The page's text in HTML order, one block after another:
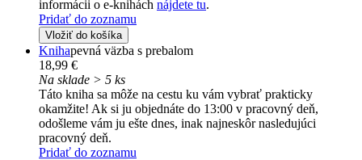
informácii o e-knihách nájdete tu.
Pridať do zoznamu
Vložiť do košíka
Knihapevná väzba s prebalom
18,99 €
Na sklade > 5 ks
Táto kniha sa môže na cestu ku vám vybrať prakticky
okamžite! Ak si ju objednáte do 13:00 v pracovný deň,
odošleme vám ju ešte dnes, inak najneskôr nasledujúci
pracovný deň.
Pridať do zoznamu